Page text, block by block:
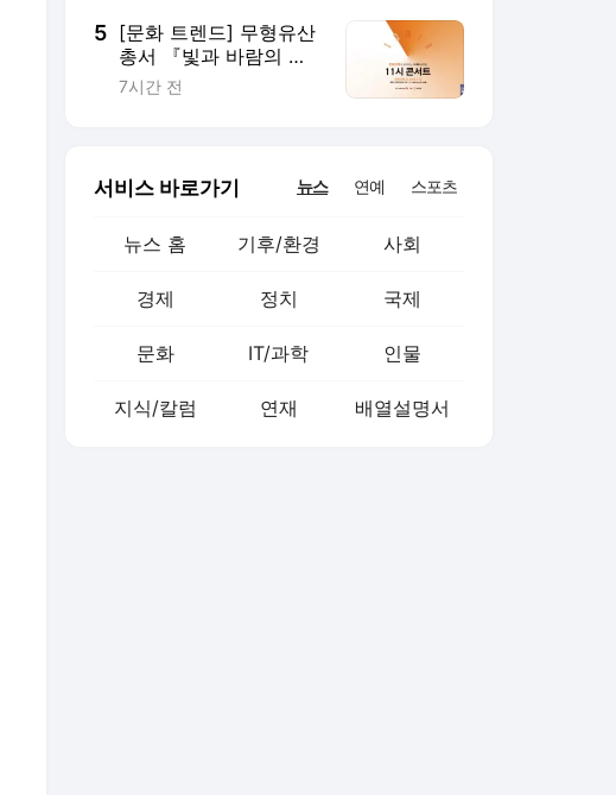
5 [문화 트렌드] 무형유산
총서 『빛과 바람의 지
휘자 조대용』 출간 外
7시간 전
서비스 바로가기 뉴스 연예 스포츠
뉴스 홈 기후/환경 사회
경제 정치 국제
문화 IT/과학 인물
지식/칼럼 연재 배열설명서